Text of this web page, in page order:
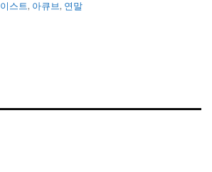
스트, 아큐브, 연말